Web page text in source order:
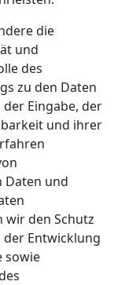
die
und
des
zu den Daten
Eingabe, der
und ihrer
Daten und
wir den Schutz
Entwicklung
sowie